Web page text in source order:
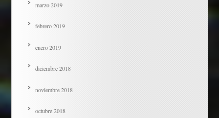
marzo 2019
febrero 2019
enero 2019
diciembre 2018
noviembre 2018
octubre 2018